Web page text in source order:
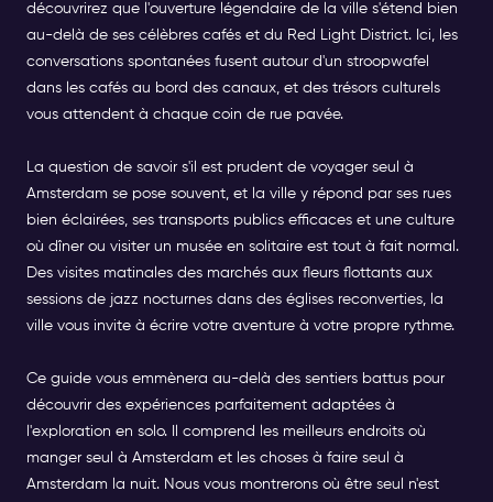
découvrirez que l'ouverture légendaire de la ville s'étend bien
au-delà de ses célèbres cafés et du Red Light District. Ici, les
conversations spontanées fusent autour d'un stroopwafel
dans les cafés au bord des canaux, et des trésors culturels
vous attendent à chaque coin de rue pavée.
La question de savoir s'il est prudent de voyager seul à
Amsterdam se pose souvent, et la ville y répond par ses rues
bien éclairées, ses transports publics efficaces et une culture
où dîner ou visiter un musée en solitaire est tout à fait normal.
Des visites matinales des marchés aux fleurs flottants aux
sessions de jazz nocturnes dans des églises reconverties, la
ville vous invite à écrire votre aventure à votre propre rythme.
Ce guide vous emmènera au-delà des sentiers battus pour
découvrir des expériences parfaitement adaptées à
l'exploration en solo. Il comprend les meilleurs endroits où
manger seul à Amsterdam et les choses à faire seul à
Amsterdam la nuit. Nous vous montrerons où être seul n'est